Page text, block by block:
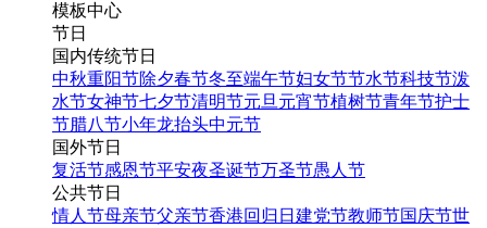
模板中心
节日
国内传统节日
中秋重阳节除夕春节冬至端午节妇女节节水节科技节泼
水节女神节七夕节清明节元旦 元宵节植树节青年节护士
节腊八节小年龙抬头中元节
国外节日
复活节感恩节平安夜圣诞节万圣节愚人节
公共节日
情人节母亲节父亲节香港回归日 建党节教师节国庆节世